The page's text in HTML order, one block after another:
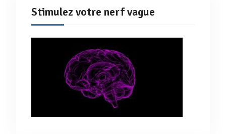
Stimulez votre nerf vague